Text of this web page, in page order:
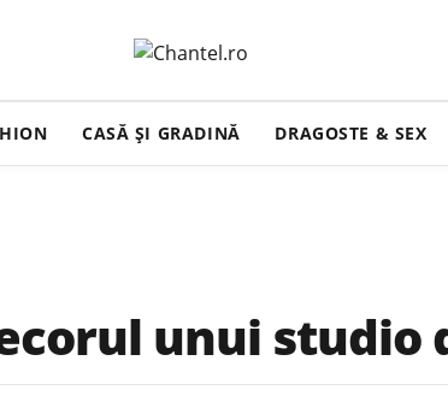
CASĂ ŞI GRADINĂ DRAGOSTE & SEX
unui studio